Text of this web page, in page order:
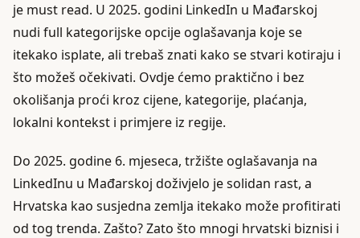
je must read. U 2025. godini LinkedIn u Mađarskoj
nudi full kategorijske opcije oglašavanja koje se
itekako isplate, ali trebaš znati kako se stvari kotiraju i
što možeš očekivati. Ovdje ćemo praktično i bez
okolišanja proći kroz cijene, kategorije, plaćanja,
lokalni kontekst i primjere iz regije.
Do 2025. godine 6. mjeseca, tržište oglašavanja na
LinkedInu u Mađarskoj doživjelo je solidan rast, a
Hrvatska kao susjedna zemlja itekako može profitirati
od tog trenda. Zašto? Zato što mnogi hrvatski biznisi i